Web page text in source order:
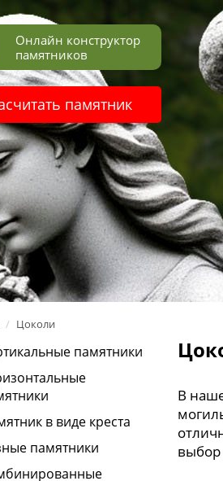
Онлайн конструктор
памятников
памятник
/ Цоколи
памятники
в виде креста
памятники
В
выбор